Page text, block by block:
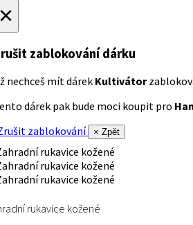
zablokování dárku
nechceš mít dárek Kultivátor
dárek pak bude moci koupit pro
zablokování
× Zpět
rukavice kožené